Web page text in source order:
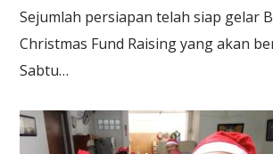
Sejumlah persiapan telah siap gelar
Christmas Fund Raising yang akan
Sabtu…